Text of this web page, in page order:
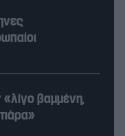
βαμμένη,